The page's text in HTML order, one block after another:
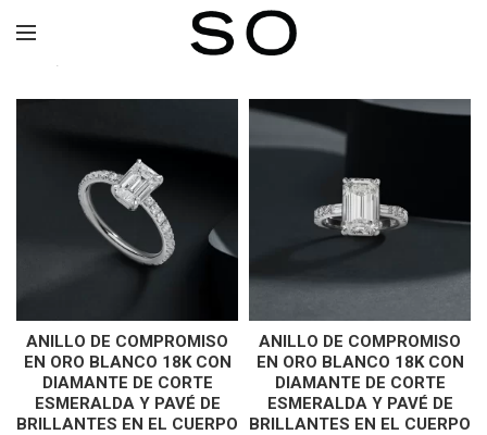
THE WEDDING INSPIRATION
ANILLO DE COMPROMISO
EN ORO BLANCO 18K CON
DIAMANTE DE CORTE
ESMERALDA Y PAVÉ DE
BRILLANTES EN EL CUERPO
ANILLO DE COMPROMISO
EN ORO BLANCO 18K CON
DIAMANTE DE CORTE
ESMERALDA Y PAVÉ DE
BRILLANTES EN EL CUERPO